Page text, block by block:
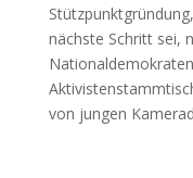
nächste Schritt sei,
von jungen